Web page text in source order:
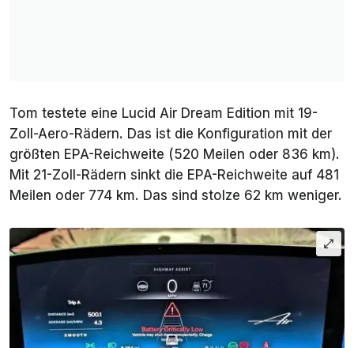
Tom testete eine Lucid Air Dream Edition mit 19-
Zoll-Aero-Rädern. Das ist die Konfiguration mit der
größten EPA-Reichweite (520 Meilen oder 836 km).
Mit 21-Zoll-Rädern sinkt die EPA-Reichweite auf 481
Meilen oder 774 km. Das sind stolze 62 km weniger.